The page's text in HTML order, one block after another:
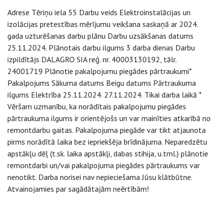
Adrese Tēriņu iela 55 Darbu veids Elektroinstalācijas un
izolācijas pretestības mērījumu veikšana saskaņā ar 2024.
gada uzturēšanas darbu plānu Darbu uzsākšanas datums
25.11.2024. Plānotais darbu ilgums 3 darba dienas Darbu
izpildītājs DALAGRO SIA reģ. nr. 40003130192, tālr.
24001719 Plānotie pakalpojumu piegādes pārtraukumi*
Pakalpojums Sākuma datums Beigu datums Pārtraukuma
ilgums Elektrība 25.11.2024. 27.11.2024. Tikai darba laikā *
Vēršam uzmanību, ka norādītais pakalpojumu piegādes
pārtraukuma ilgums ir orientējošs un var mainīties atkarībā no
remontdarbu gaitas. Pakalpojuma piegāde var tikt atjaunota
pirms norādītā laika bez iepriekšēja brīdinājuma. Neparedzētu
apstākļu dēļ (t.sk. laika apstākļi, dabas stihija, u.tml.) plānotie
remontdarbi un/vai pakalpojuma piegādes pārtraukums var
nenotikt. Darba norisei nav nepieciešama Jūsu klātbūtne.
Atvainojamies par sagādātajām neērtībām!